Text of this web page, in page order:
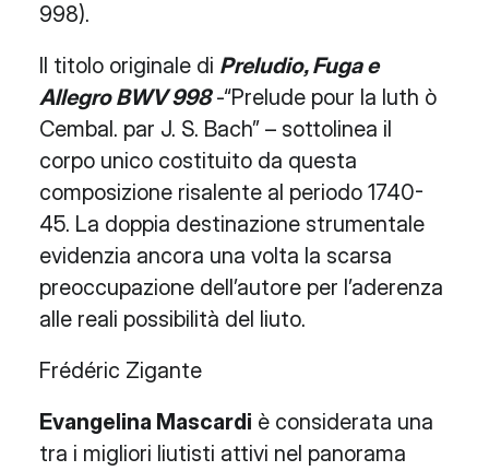
998).
Il titolo originale di Preludio, Fuga e
Allegro BWV 998-“Prelude pour la luth ò
Cembal. par J. S. Bach” – sottolinea il
corpo unico costituito da questa
composizione risalente al periodo 1740-
45. La doppia destinazione strumentale
evidenzia ancora una volta la scarsa
preoccupazione dell’autore per l’aderenza
alle reali possibilità del liuto.
Frédéric Zigante
Evangelina Mascardi è considerata una
tra i migliori liutisti attivi nel panorama